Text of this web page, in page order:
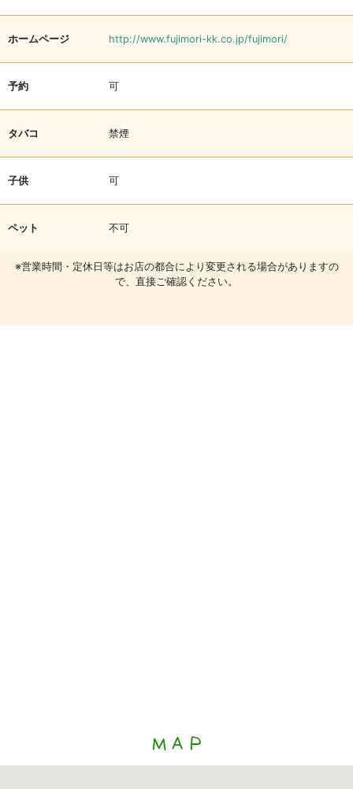
ホームページ http://www.fujimori-kk.co.jp/fujimori/
予約 可
タバコ 禁煙
子供 可
ペット 不可
※営業時間・定休日等はお店の都合により変更される場合がありますの
で、直接ご確認ください。